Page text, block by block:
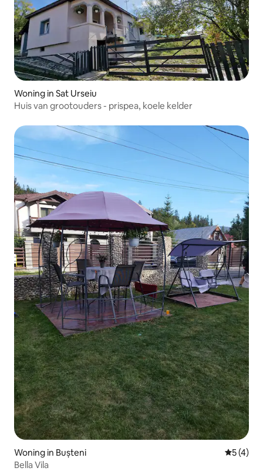
Woning in Sat Urseiu
Huis van grootouders - prispea, koele kelder
Woning in Bușteni
5 (4)
Bella Vila